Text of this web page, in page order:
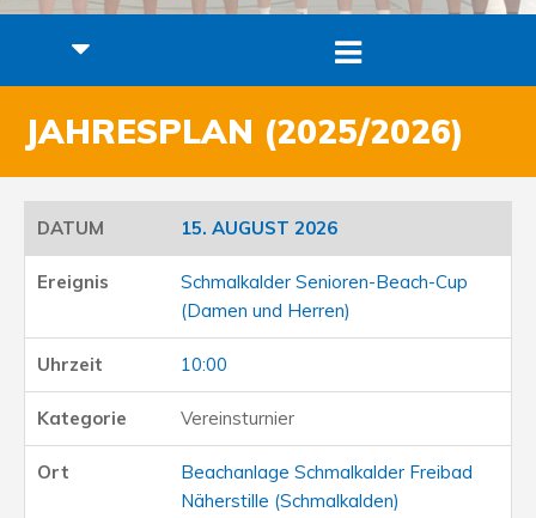
JAHRESPLAN (2025/2026)
15. AUGUST 2026
Schmalkalder Senioren-Beach-Cup
(Damen und Herren)
10:00
Vereinsturnier
Beachanlage Schmalkalder Freibad
Näherstille (Schmalkalden)